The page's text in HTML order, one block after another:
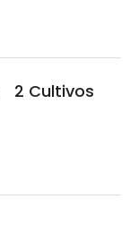
2 Cultivos